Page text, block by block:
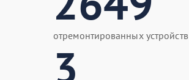
отремонтированных устройств
3